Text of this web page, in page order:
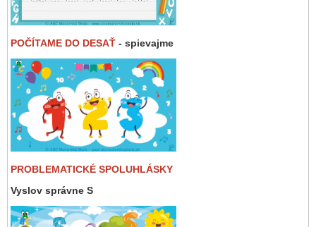
POČÍTAME DO DESAŤ - spievajme
PROBLEMATICKÉ SPOLUHLÁSKY
Vyslov správne S